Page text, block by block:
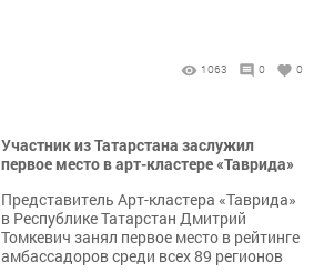
1063 0 0
Участник из Татарстана заслужил
первое место в арт-кластере «Таврида»
Представитель Арт-кластера «Таврида»
в Республике Татарстан Дмитрий
Томкевич занял первое место в рейтинге
амбассадоров среди всех 89 регионов